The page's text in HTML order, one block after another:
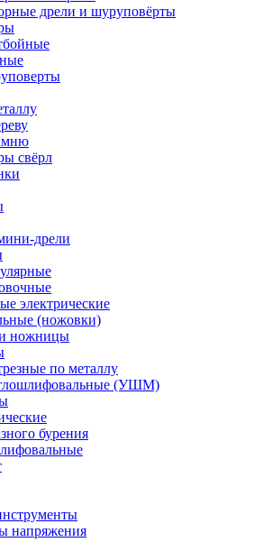
дрели и шуруповёрты
свёрл
дрели
электрические
(ножовки)
ножницы
по металлу
(УШМ)
бурения
напряжения